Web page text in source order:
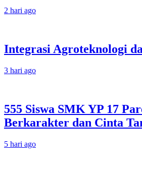
2 hari ago
Integrasi Agroteknologi
3 hari ago
555 Siswa SMK YP 17
Berkarakter dan Cinta
5 hari ago